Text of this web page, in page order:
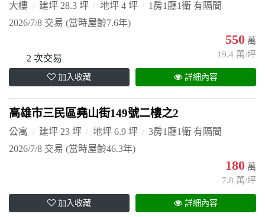
大樓 建坪 28.3 坪 地坪 4 坪
1房1廳1衛 有隔間
2026/7/8 交易 (當時屋齡7.6年)
2 次交易
550 萬
19.4 萬/坪
加入收藏 詳細內容
高雄市三民區堯山街149號二樓之2
公寓 建坪 23 坪 地坪 6.9 坪
3房1廳1衛 有隔間
2026/7/8 交易 (當時屋齡46.3年)
180 萬
7.8 萬/坪
加入收藏 詳細內容